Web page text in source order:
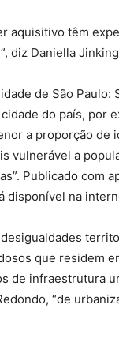
aquisitivo têm
diz Daniella
de São
do país, por
a proporção de
vulnerável a
Publicado com
disponível na
que residem
de infraestrutura
“de